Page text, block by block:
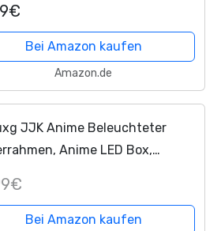
Bei Amazon kaufen
Amazon.de
JJK Anime Beleuchteter
Anime LED Box,
Lampe für Wohnzimmern,
Cafés und
Bei Amazon kaufen